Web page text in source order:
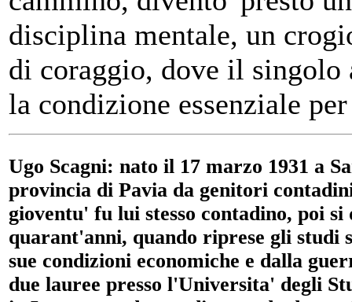
disciplina mentale, un
di coraggio, dove il singolo
la condizione essenziale
Ugo Scagni: nato il 17 marzo 1931 a
provincia di Pavia da genitori
gioventu' fu lui stesso contadino, poi
quarant'anni, quando riprese gli studi
sue condizioni economiche e dalla
due lauree presso l'Universita' degli